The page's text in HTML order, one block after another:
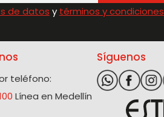
de datos y términos y condiciones
teléfono:
Línea en Medellín
Síguenos